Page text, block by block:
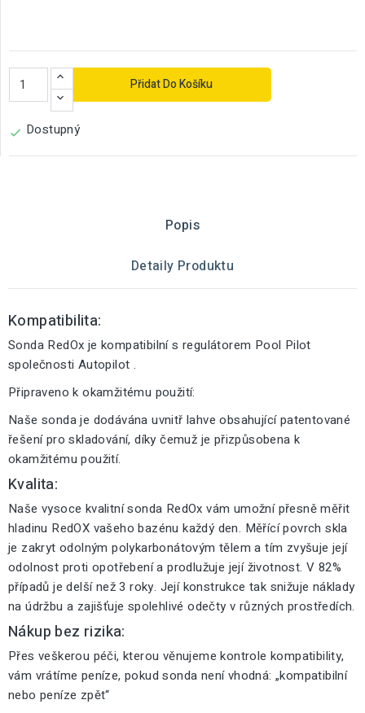
Přidat Do Košíku
 Dostupný
Popis
Detaily Produktu
Kompatibilita:
Sonda RedOx je kompatibilní s regulátorem Pool Pilot
společnosti Autopilot .
Připraveno k okamžitému použití:
Naše sonda je dodávána uvnitř lahve obsahující patentované
řešení pro skladování, díky čemuž je přizpůsobena k
okamžitému použití.
Kvalita:
Naše vysoce kvalitní sonda RedOx vám umožní přesně měřit
hladinu RedOX vašeho bazénu každý den. Měřící povrch skla
je zakryt odolným polykarbonátovým tělem a tím zvyšuje její
odolnost proti opotřebení a prodlužuje její životnost. V 82%
případů je delší než 3 roky. Její konstrukce tak snižuje náklady
na údržbu a zajišťuje spolehlivé odečty v různých prostředích.
Nákup bez rizika:
Přes veškerou péči, kterou věnujeme kontrole kompatibility,
vám vrátíme peníze, pokud sonda není vhodná: „kompatibilní
nebo peníze zpět“